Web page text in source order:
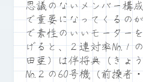
思議のないメンバー構
で重要になってくるの
で素性のいいモーター
げると、２連対率№１
田亜）は伴将典（きょ
№２の60号機（前操者